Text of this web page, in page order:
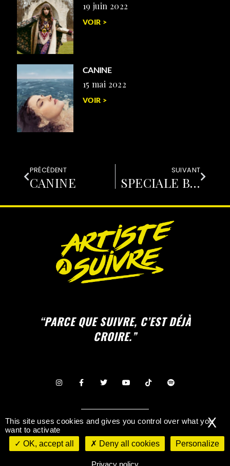
19 juin 2022
VOIR >
CANINE
15 mai 2022
VOIR >
PRÉCÉDENT
CANINE
SUIVANT
SPECIALE BICHES FESTIVAL #1
“PARCE QUE SUIVRE, C’EST DÉJÀ
CROIRE.”
CONTACTEZ-NOUS
©Mentions légales & Politique de
X
This site uses cookies and gives you control over what you
want to activate
OK, accept all
Deny all cookies Personalize
Privacy policy